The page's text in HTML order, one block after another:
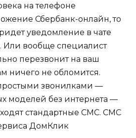
на телефоне
Сбербанк-онлайн, то
уведомление в чате
Или вообще специалист
перезвонит на ваш
ничего не обломится.
звонилками —
моделей без интернета —
стандартные СМС. СМС
ДомКлик